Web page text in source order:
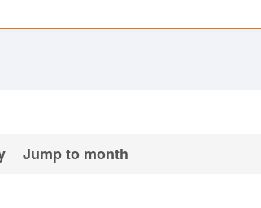
Jump to month